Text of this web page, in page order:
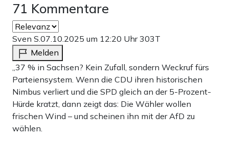
71 Kommentare
Sven S.07.10.2025 um 12:20 Uhr303T
Melden
„37 % in Sachsen? Kein Zufall, sondern Weckruf fürs
Parteiensystem. Wenn die CDU ihren historischen
Nimbus verliert und die SPD gleich an der 5-Prozent-
Hürde kratzt, dann zeigt das: Die Wähler wollen
frischen Wind – und scheinen ihn mit der AfD zu
wählen.